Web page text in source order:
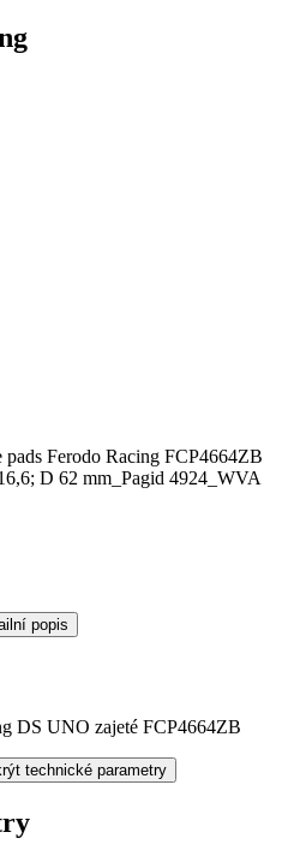
Ferodo Racing FCP4664ZB
D 62 mm_Pagid 4924_WVA
popis
DS UNO zajeté FCP4664ZB
technické parametry